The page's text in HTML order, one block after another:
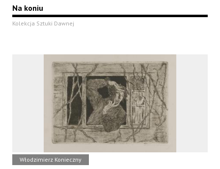
Na koniu
Kolekcja Sztuki Dawnej
Włodzimierz Konieczny